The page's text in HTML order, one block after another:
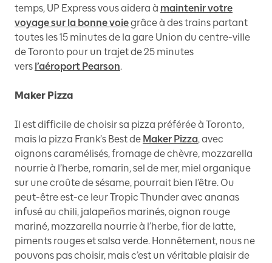
temps, UP Express vous aidera à maintenir votre
voyage sur la bonne voiegrâce à des trains partant
toutes les 15 minutes de la gare Union du centre-ville
de Toronto pour un trajet de 25 minutes
vers l’aéroport Pearson.
Maker Pizza
Il est difficile de choisir sa pizza préférée à Toronto,
mais la pizza Frank’s Best de Maker Pizza, avec
oignons caramélisés, fromage de chèvre, mozzarella
nourrie à l’herbe, romarin, sel de mer, miel organique
sur une croûte de sésame, pourrait bien l’être. Ou
peut-être est-ce leur Tropic Thunder avec ananas
infusé au chili, jalapeños marinés, oignon rouge
mariné, mozzarella nourrie à l’herbe, fior de latte,
piments rouges et salsa verde. Honnêtement, nous ne
pouvons pas choisir, mais c’est un véritable plaisir de